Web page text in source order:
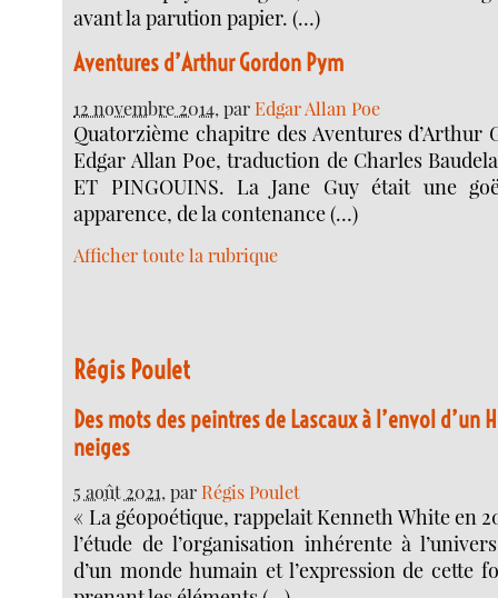
avant la parution papier. (…)
Aventures d’Arthur Gordon Pym
12 novembre 2014, parEdgar Allan Poe
Quatorzième chapitre des Aventures d’Arthur
Edgar Allan Poe, traduction de Charles
ET PINGOUINS. La Jane Guy était une
apparence, de la contenance (…)
Afficher toute la rubrique
Régis Poulet
Des mots des peintres de Lascaux à l’envol d’un
neiges
5 août 2021, par Régis Poulet
« La géopoétique, rappelait Kenneth White en
l’étude de l’organisation inhérente à
d’un monde humain et l’expression de cette